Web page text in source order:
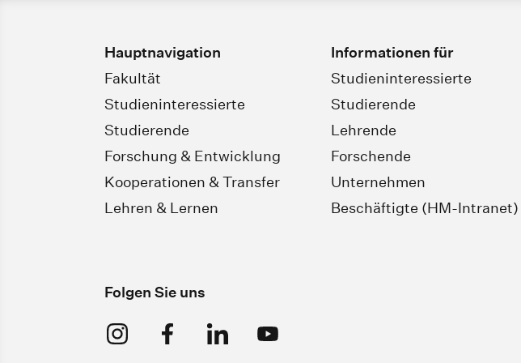
Hauptnavigation
Fakultät
Studieninteressierte
Studierende
Forschung & Entwicklung
Kooperationen & Transfer
Lehren & Lernen
Informationen für
Studieninteressierte
Studierende
Lehrende
Forschende
Unternehmen
Beschäftigte (HM-Intranet)
Folgen Sie uns